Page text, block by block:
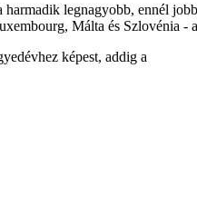
legnagyobb, ennél
Málta és Szlovénia -
képest, addig a